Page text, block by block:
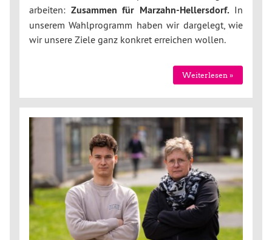
arbeiten: Zusammen für Marzahn-Hellersdorf.In
unserem Wahlprogramm haben wir dargelegt, wie
wir unsere Ziele ganz konkret erreichen wollen.
Weiterlesen »